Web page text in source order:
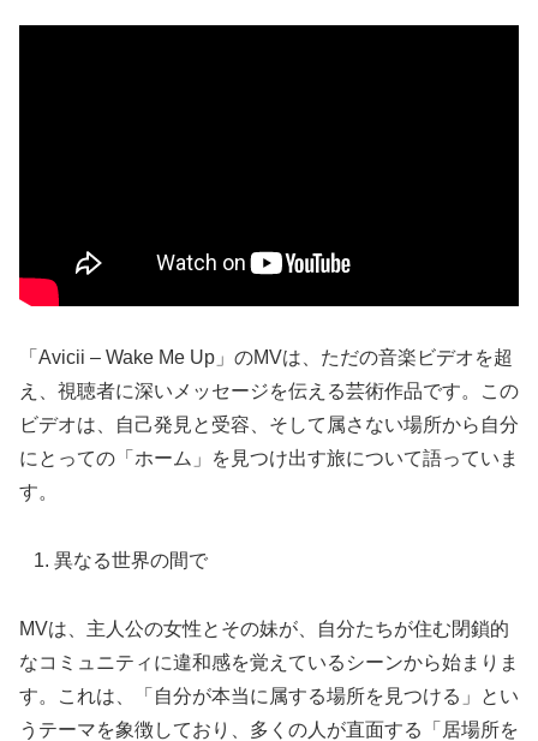
「Avicii – Wake Me Up」のMVは、ただの音楽ビデオを超
え、視聴者に深いメッセージを伝える芸術作品です。この
ビデオは、自己発見と受容、そして属さない場所から自分
にとっての「ホーム」を見つけ出す旅について語っていま
す。
異なる世界の間で
MVは、主人公の女性とその妹が、自分たちが住む閉鎖的
なコミュニティに違和感を覚えているシーンから始まりま
す。これは、「自分が本当に属する場所を見つける」とい
うテーマを象徴しており、多くの人が直面する「居場所を